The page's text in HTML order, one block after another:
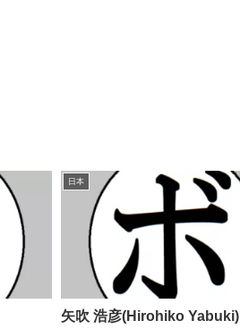
日本
矢吹 浩彦(Hirohiko Yabuki)